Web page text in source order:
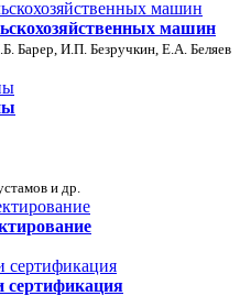
машин
Барер, И.П. Безручкин, Е.А. Беляев
и др.
сертификация